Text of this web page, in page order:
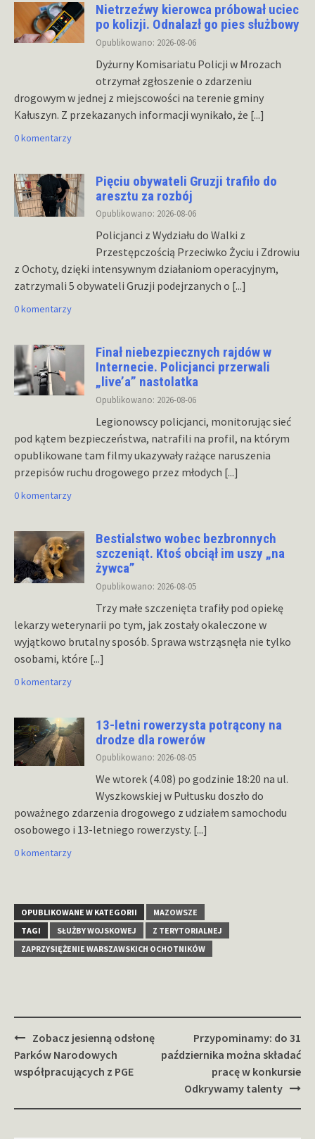
Nietrzeźwy kierowca próbował uciec
po kolizji. Odnalazł go pies służbowy
Opublikowano: 2026-08-06
Dyżurny Komisariatu Policji w Mrozach
otrzymał zgłoszenie o zdarzeniu
drogowym w jednej z miejscowości na terenie gminy
Kałuszyn. Z przekazanych informacji wynikało, że [...]
0 komentarzy
Pięciu obywateli Gruzji trafiło do
aresztu za rozbój
Opublikowano: 2026-08-06
Policjanci z Wydziału do Walki z
Przestępczością Przeciwko Życiu i Zdrowiu
z Ochoty, dzięki intensywnym działaniom operacyjnym,
zatrzymali 5 obywateli Gruzji podejrzanych o [...]
0 komentarzy
Finał niebezpiecznych rajdów w
Internecie. Policjanci przerwali
„live’a” nastolatka
Opublikowano: 2026-08-06
Legionowscy policjanci, monitorując sieć
pod kątem bezpieczeństwa, natrafili na profil, na którym
opublikowane tam filmy ukazywały rażące naruszenia
przepisów ruchu drogowego przez młodych [...]
0 komentarzy
Bestialstwo wobec bezbronnych
szczeniąt. Ktoś obciął im uszy „na
żywca”
Opublikowano: 2026-08-05
Trzy małe szczenięta trafiły pod opiekę
lekarzy weterynarii po tym, jak zostały okaleczone w
wyjątkowo brutalny sposób. Sprawa wstrząsnęła nie tylko
osobami, które [...]
0 komentarzy
13-letni rowerzysta potrącony na
drodze dla rowerów
Opublikowano: 2026-08-05
We wtorek (4.08) po godzinie 18:20 na ul.
Wyszkowskiej w Pułtusku doszło do
poważnego zdarzenia drogowego z udziałem samochodu
osobowego i 13-letniego rowerzysty. [...]
0 komentarzy
OPUBLIKOWANE W KATEGORII
MAZOWSZE
TAGI
SŁUŻBY WOJSKOWEJ
Z TERYTORIALNEJ
ZAPRZYSIĘŻENIE WARSZAWSKICH OCHOTNIKÓW
Zobacz
wpisy
Zobacz jesienną odsłonę
Parków Narodowych
współpracujących z PGE
Przypominamy: do 31
października można składać
pracę w konkursie
Odkrywamy talenty